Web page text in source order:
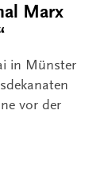
Marx
in Münster
vor der